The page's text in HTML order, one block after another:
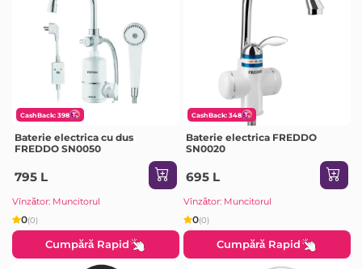
CashBack: 398
Baterie electrica cu dus
FREDDO SN0050
795 L
Vînzător: Muncitorul
0(0)
Cumpără Rapid
CashBack: 348
Baterie electrica FREDDO
SN0020
695 L
Vînzător: Muncitorul
0(0)
Cumpără Rapid